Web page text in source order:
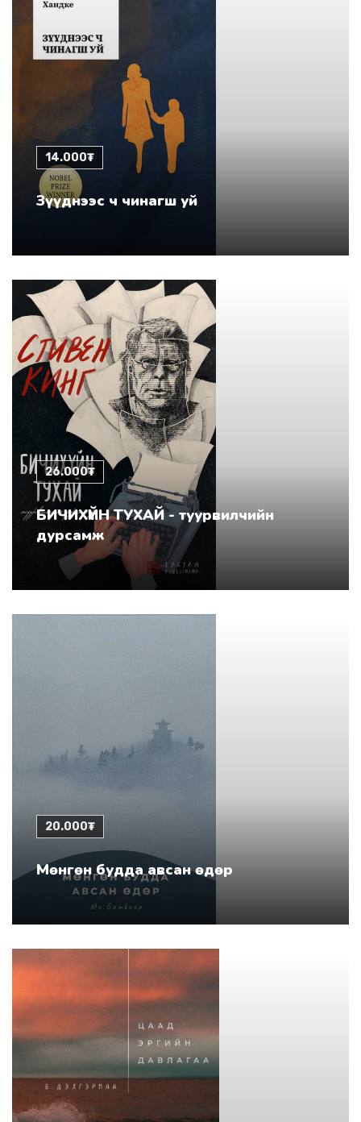
14.000₮
Зүүднээс ч чинагш уй
26.000₮
БИЧИХҮЙН ТУХАЙ - туурвилчийн
дурсамж
20.000₮
Мөнгөн будда авсан өдөр